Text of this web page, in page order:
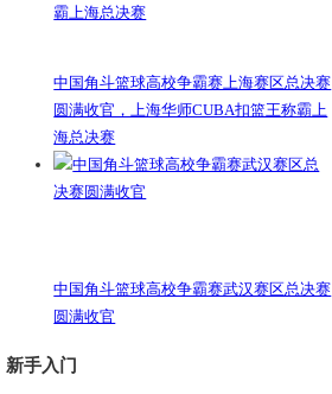
中国角斗篮球高校争霸赛上海赛区总决赛
圆满收官，上海华师CUBA扣篮王称霸上
海总决赛
中国角斗篮球高校争霸赛武汉赛区总决赛
圆满收官
新手入门